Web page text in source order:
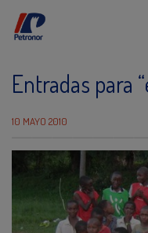
Entradas para
10 MAYO 2010